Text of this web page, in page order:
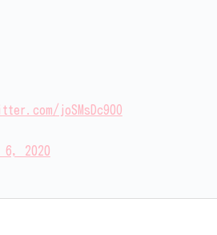
joSMsDc90O
6, 2020